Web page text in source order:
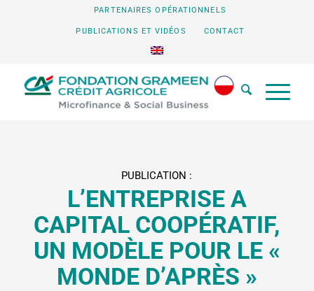
PARTENAIRES OPÉRATIONNELS
PUBLICATIONS ET VIDÉOS CONTACT
PUBLICATION :
L’ENTREPRISE A
CAPITAL COOPÉRATIF,
UN MODÈLE POUR LE «
MONDE D’APRÈS »